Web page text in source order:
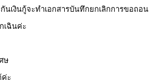
นเงินกู้จะทำเอกสารบันทึกยกเลิกการขอถอ
เฉินค่ะ
ษ
ค่ะ